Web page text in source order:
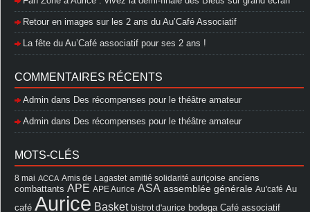
Retour en images sur les 2 ans du Au’Café Associatif
La fête du Au’Café associatif pour ses 2 ans !
COMMENTAIRES RÉCENTS
Admin dans Des récompenses pour le théâtre amateur
Admin dans Des récompenses pour le théâtre amateur
MOTS-CLÉS
8 mai ACCA Amis de Lagastet amitié solidarité auriçoise anciens
combattants APE APE Aurice ASA assemblée générale Au'café Au
café Aurice Basket bistrot d'aurice bodega Café associatif